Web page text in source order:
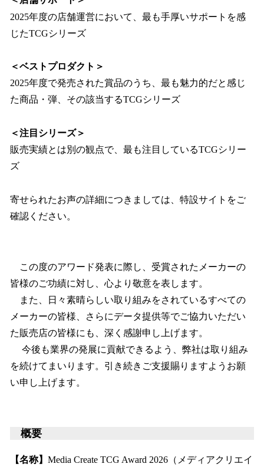
2025年度の店舗運営において、最も手厚いサポートを感
じたTCGシリーズ
＜ベストプロダクト＞
2025年度で発売された賞品のうち、最も魅力的だと感じ
た商品・弾、その該当するTCGシリーズ
＜注目シリーズ＞
販売実績とは別の観点で、最も注目しているTCGシリー
ズ
寄せられたお声の詳細につきましては、特設サイトをご
確認ください。
この度のアワード発表に際し、受賞されたメーカーの
皆様のご功績に対し、心より敬意を表します。
また、日々素晴らしい取り組みをされているすべての
メーカーの皆様、さらにデータ提供等でご協力いただい
た販売店の皆様にも、深く感謝申し上げます。
今後も業界の発展に貢献できるよう、弊社は取り組み
を続けてまいります。引き続きご支援賜りますようお願
い申し上げます。
概要
【名称】 Media Create TCG Award 2026（メディアクリエイ